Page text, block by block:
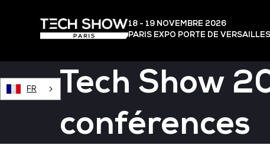
18 - 19 NOVEMBRE 2026
PARIS EXPO PORTE DE VERSAILLES
FR
Tech Show
conférences